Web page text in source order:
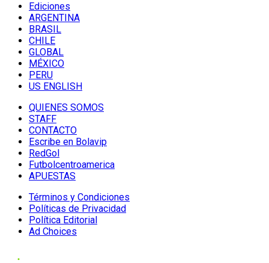
Ediciones
ARGENTINA
BRASIL
CHILE
GLOBAL
MÉXICO
PERU
US ENGLISH
QUIENES SOMOS
STAFF
CONTACTO
Escribe en Bolavip
RedGol
Futbolcentroamerica
APUESTAS
Términos y Condiciones
Políticas de Privacidad
Política Editorial
Ad Choices